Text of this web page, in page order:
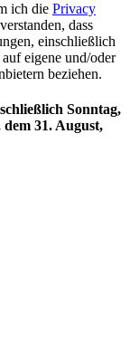
ich die Privacy
dass
einschließlich
eigene und/oder
beziehen.
Sonntag,
31. August,